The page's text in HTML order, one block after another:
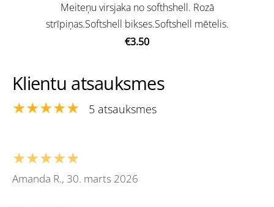
Meiteņu virsjaka no softhshell. Rozā
strīpiņas.Softshell bikses.Softshell mētelis.
€3.50
Klientu atsauksmes
★★★★★ 5 atsauksmes
★★★★★
Amanda R., 30. marts 2026